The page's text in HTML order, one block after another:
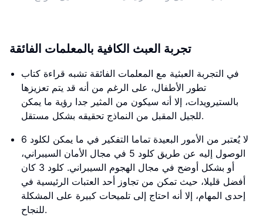
تجربة العبث الكافية بالمعلمات الفائقة
في التجربة العبثية مع المعلمات الفائقة تشبه قراءة كتاب
تطور الأطفال، على الرغم من أنه قد يتم تعزيزها
بالستيرويدات، إلا أنه سيكون من المثير جدا رؤية ما يمكن
للجيل المقبل من النماذج تحقيقه بشكل مستقل.
لا يُعتبر من الأمور البعيدة تماما التفكير في ما يمكن لكلود 6
الوصول إليه عن طريق كلود 5 في مجال الأمان السيبراني،
أو بشكل أوضح في مجال الهجوم السيبراني. كلود 3 كان
أفضل قليلا، حيث تمكن من تجاوز أحد العتبات الرئيسية في
إحدى المهام، إلا أنه احتاج إلى تلميحات كبيرة على المشكلة
للنجاح.